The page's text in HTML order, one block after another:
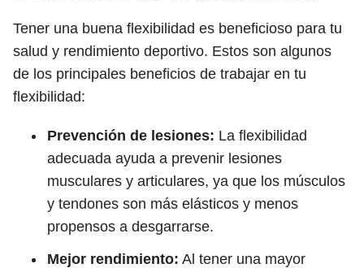
Tener una buena flexibilidad es beneficioso para tu
salud y rendimiento deportivo. Estos son algunos
de los principales beneficios de trabajar en tu
flexibilidad:
Prevención de lesiones: La flexibilidad
adecuada ayuda a prevenir lesiones
musculares y articulares, ya que los músculos
y tendones son más elásticos y menos
propensos a desgarrarse.
Mejor rendimiento: Al tener una mayor